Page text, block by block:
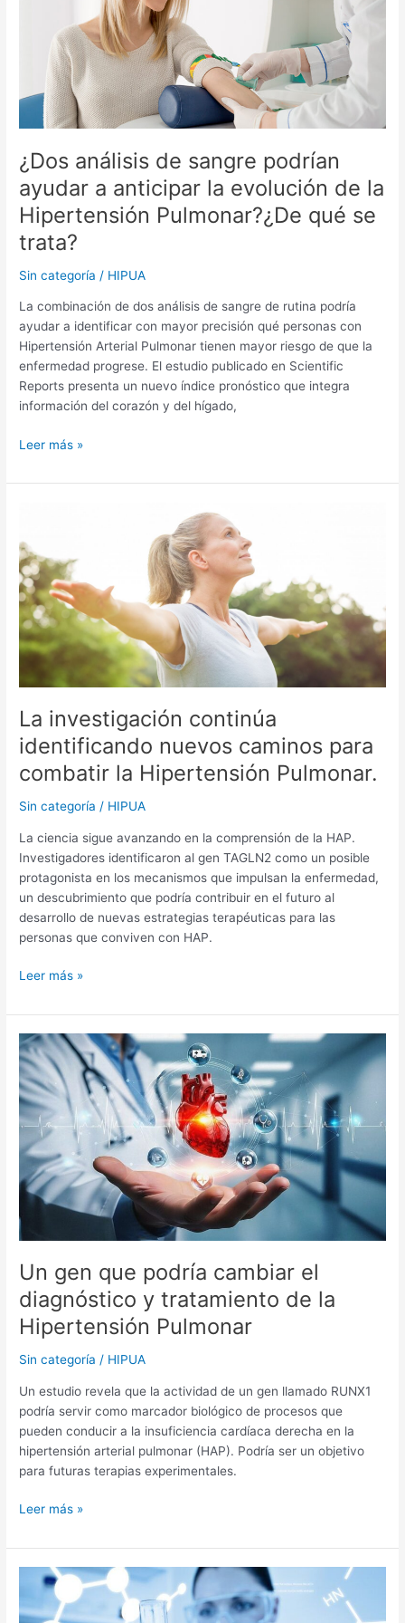
¿Dos análisis de sangre podrían
ayudar a anticipar la evolución de la
Hipertensión Pulmonar?¿De qué se
trata?
Sin categoría / HIPUA
La combinación de dos análisis de sangre de rutina podría
ayudar a identificar con mayor precisión qué personas con
Hipertensión Arterial Pulmonar tienen mayor riesgo de que la
enfermedad progrese. El estudio publicado en Scientific
Reports presenta un nuevo índice pronóstico que integra
información del corazón y del hígado,
ayudar
anticipar
la
evolución
la
Hipertensión
Pulmonar?
¿De
qué
trata?
Leer más »
La investigación continúa
identificando nuevos caminos para
combatir la Hipertensión Pulmonar.
Sin categoría / HIPUA
La ciencia sigue avanzando en la comprensión de la HAP.
Investigadores identificaron al gen TAGLN2 como un posible
protagonista en los mecanismos que impulsan la enfermedad,
un descubrimiento que podría contribuir en el futuro al
desarrollo de nuevas estrategias terapéuticas para las
personas que conviven con HAP.
continúa
identificando
nuevos
caminos
para
combatir
Hipertensión
Pulmonar.
Leer más »
Un gen que podría cambiar el
diagnóstico y tratamiento de la
Hipertensión Pulmonar
Sin categoría / HIPUA
Un estudio revela que la actividad de un gen llamado RUNX1
podría servir como marcador biológico de procesos que
pueden conducir a la insuficiencia cardíaca derecha en la
hipertensión arterial pulmonar (HAP). Podría ser un objetivo
para futuras terapias experimentales.
Un
gen
que
podría
cambiar
el
diagnóstico
y
tratamiento
de
la
Hipertensión
Pulmonar
Leer más »
Una
molécula
natural